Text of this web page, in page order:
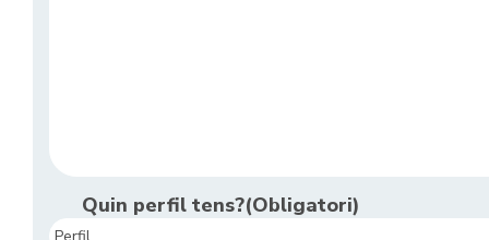
Quin perfil tens?(Obligatori)